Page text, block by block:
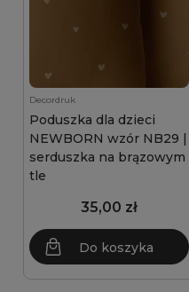
Decordruk
Poduszka dla dzieci
NEWBORN wzór NB29 |
serduszka na brązowym
tle
35,00 zł
Do koszyka